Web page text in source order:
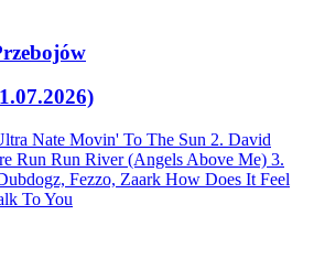
Nate Movin' To The Sun 2. David
Run Run River (Angels Above Me) 3.
Fezzo, Zaark How Does It Feel
To You